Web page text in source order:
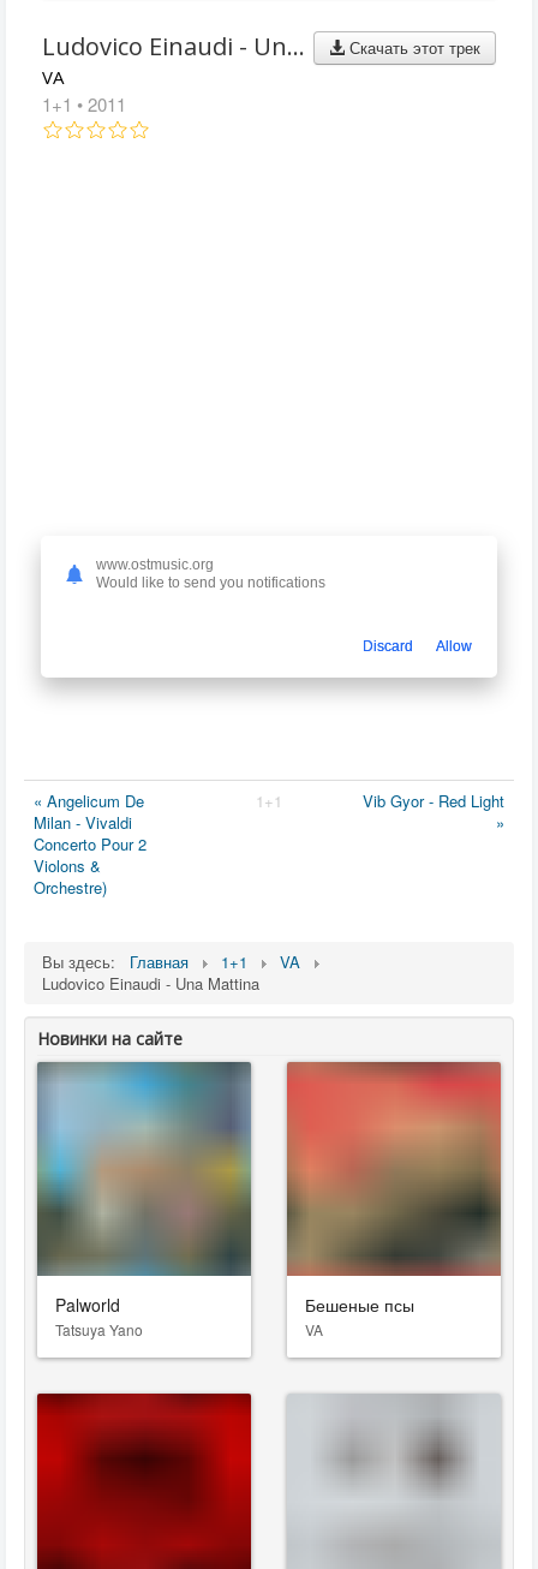
Скачать этот трек
Ludovico Einaudi - Una Mattina
VA
1+1 • 2011
« Angelicum De
Milan - Vivaldi
Concerto Pour 2
Violons &
Orchestre)
1+1
Vib Gyor - Red Light
»
Вы здесь: Главная 1+1
VA
Ludovico Einaudi - Una Mattina
Новинки на сайте
Palworld
Tatsuya Yano
Бешеные псы
VA
www.ostmusic.org
Would like to send you notifications
Discard Allow